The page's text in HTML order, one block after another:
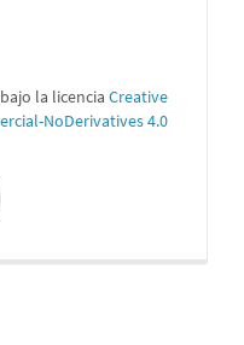
la licencia Creative
NoDerivatives 4.0